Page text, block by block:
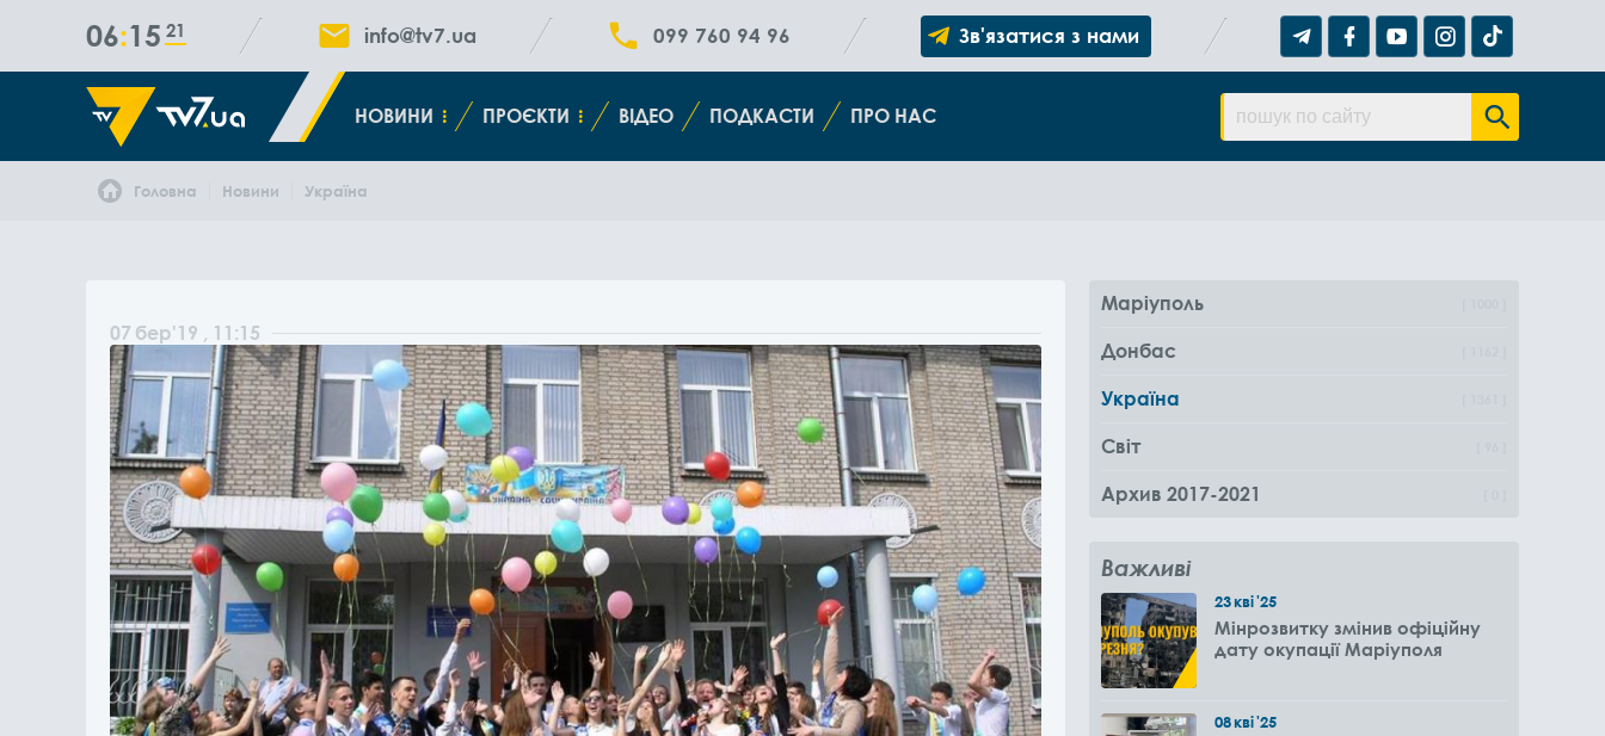
06 15 22 info@tv7.ua 099 760 94 96 Зв'язатися з нами
НОВИНИ ПРОЄКТИ ВІДЕО ПОДКАСТИ ПРО НАС
Головна Новини Україна
07 бер'19 , 11:15
Маріуполь
Донбас
Україна
Світ
Архив 2017-2021
Важливі
23кві'25
Мінрозвитку змінив офіційну
дату окупації Маріуполя
08кві'25